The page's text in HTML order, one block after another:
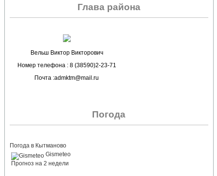
Глава района
Вельш Виктор Викторович
Номер телефона : 8 (38590)2-23-71
Почта :admktm@mail.ru
Погода
Погода в Кытманово
Gismeteo
Прогноз на 2 недели